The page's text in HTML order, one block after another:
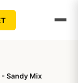
Sandy Mix